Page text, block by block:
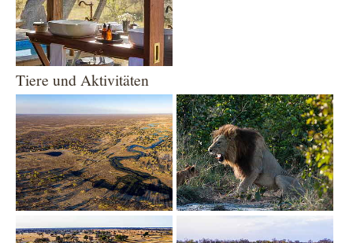
Tiere und Aktivitäten
Show larger version Show larger version
Show larger version